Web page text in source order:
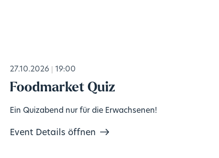
27.10.2026 19:00
Foodmarket Quiz
Ein Quizabend nur für die Erwachsenen!
Event Details öffnen